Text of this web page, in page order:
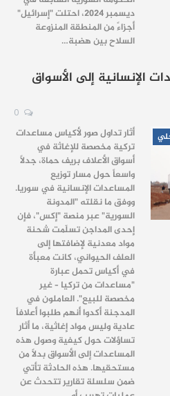
ديسمبر 2024، احتلت "إسرائيل"
أجزاءً من المنطقة المنزوعة
السلاح بين هضبة…
الإنسانية إلى الأسواق
أثار تداول صور لأكياس مساعدات
تركية مخصصة للإغاثة في
أسواق الأعلاف بريف حماة، جدلاً
واسعاً حول مسار توزيع
المساعدات الإنسانية في سوريا.
ووفق ما نقلته "المدونة
السورية" عبر منصة "إكس"، فإن
إحدى المداجن تسلّمت شحنة
مواد معدنية لإضافتها إلى
العلف الحيواني، كانت معبأة
في أكياس تحمل عبارة
"مساعدات من تركيا – غير
مخصصة للبيع". العاملون في
المدجنة أكدوا أنهم طلبوا أعلافاً
عادية وليس مواد إغاثية، ما أثار
تساؤلات حول كيفية وصول هذه
المساعدات إلى الأسواق بدلاً من
مستحقيها. هذه الحادثة تأتي
ضمن سلسلة تقارير تتحدث عن